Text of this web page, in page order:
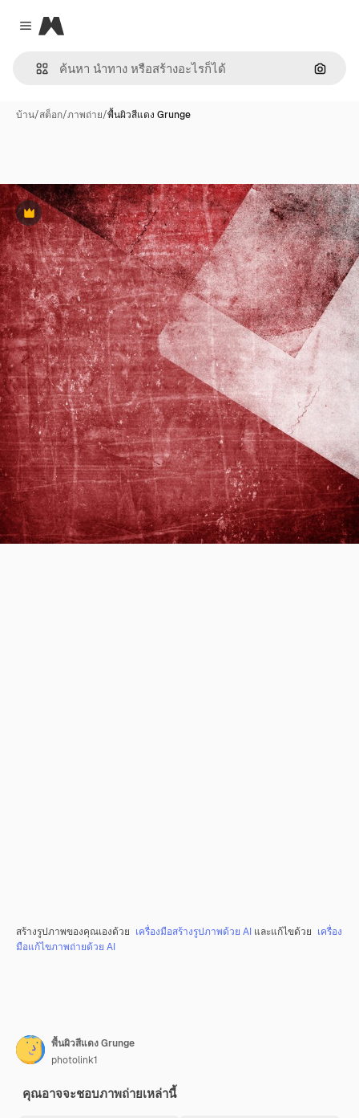
Close menu
Magnific
ค้นหา
บ้าน/สต็อก/ภาพถ่าย/พื้นผิวสีแดง Grunge
พรีเมี่ยม
สร้างรูปภาพของคุณเองด้วย เครื่องมือสร้างรูปภาพด้วย AI และแก้ไขด้วย เครื่อง
มือแก้ไขภาพถ่ายด้วย AI
พื้นผิวสีแดง Grunge
photolink1
คุณอาจจะชอบภาพถ่ายเหล่านี้